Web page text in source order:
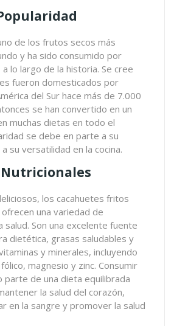
de los frutos secos más
y ha sido consumido por
lo largo de la historia. Se cree
fueron domesticados por
del Sur hace más de 7.000
se han convertido en un
muchas dietas en todo el
se debe en parte a su
su versatilidad en la cocina.
los cacahuetes fritos
una variedad de
salud. Son una excelente fuente
dietética, grasas saludables y
y minerales, incluyendo
magnesio y zinc. Consumir
parte de una dieta equilibrada
la salud del corazón,
en la sangre y promover la salud